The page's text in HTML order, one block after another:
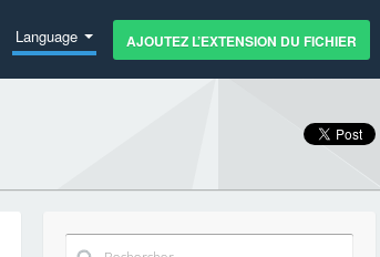
Language AJOUTEZ L’EXTENSION DU FICHIER